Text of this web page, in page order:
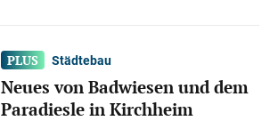
Städtebau
Neues von Badwiesen und dem
Paradiesle in Kirchheim